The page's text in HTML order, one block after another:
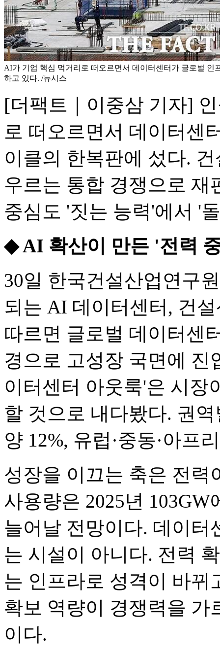
AI가 기업 핵심 먹거리로 떠오르면서 데이터센터가 글로벌 인
하고 있다. /뉴시스
[더팩트｜이중삼 기자]
로 떠오르면서 데이터센
이클의 한복판에 섰다.
우르는 통합 경쟁으로 재
중심도 '짓는 능력'에서 '
◆ AI 확산이 만든 '전력
30일 한국건설산업연구
되는 AI 데이터센터, 건
따르면 글로벌 데이터센
경으로 고성장 국면에 진
이터센터 아웃룩'은 시장
할 것으로 내다봤다. 권
양 12%, 유럽·중동·아프
성장을 이끄는 축은 전력
사용량은 2025년 103GW
늘어날 전망이다. 데이터
는 시설이 아니다. 전력
는 인프라로 성격이 바뀌
확보 역량이 경쟁력을 가
이다.